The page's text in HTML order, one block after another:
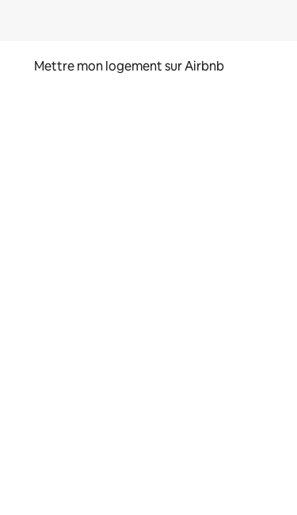
Mettre mon logement sur Airbnb